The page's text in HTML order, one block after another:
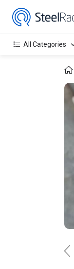
All Categories